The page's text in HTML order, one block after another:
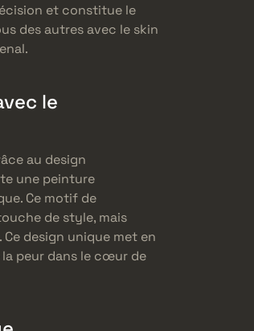
et constitue le
des autres avec le skin
le
au design
une peinture
Ce motif de
de style, mais
design unique met en
peur dans le cœur de